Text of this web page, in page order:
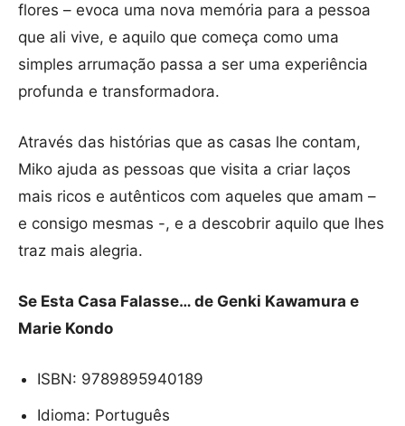
flores – evoca uma nova memória para a pessoa
que ali vive, e aquilo que começa como uma
simples arrumação passa a ser uma experiência
profunda e transformadora.
Através das histórias que as casas lhe contam,
Miko ajuda as pessoas que visita a criar laços
mais ricos e autênticos com aqueles que amam –
e consigo mesmas -, e a descobrir aquilo que lhes
traz mais alegria.
Se Esta Casa Falasse… de Genki Kawamura e
Marie Kondo
ISBN: 9789895940189
Idioma: Português